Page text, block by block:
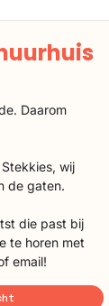
Daarom
wij
de gaten.
die past bij
te horen met
email!